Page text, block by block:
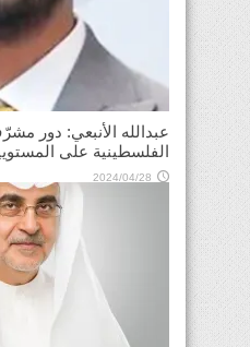
عبدالله الأنبعي: دور
الفلسطينية على
2024/04/28